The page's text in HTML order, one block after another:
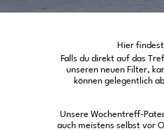
Falls du direkt auf das
unseren neuen Filter,
können gelegentlich
Unsere Wochentreff-
auch meistens selbst vor
Hier